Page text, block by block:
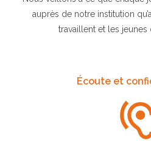
auprès de notre institution
travaillent et les jeunes
Écoute et